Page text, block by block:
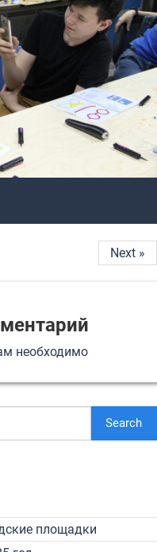
Next »
необходимо
Search
площадки